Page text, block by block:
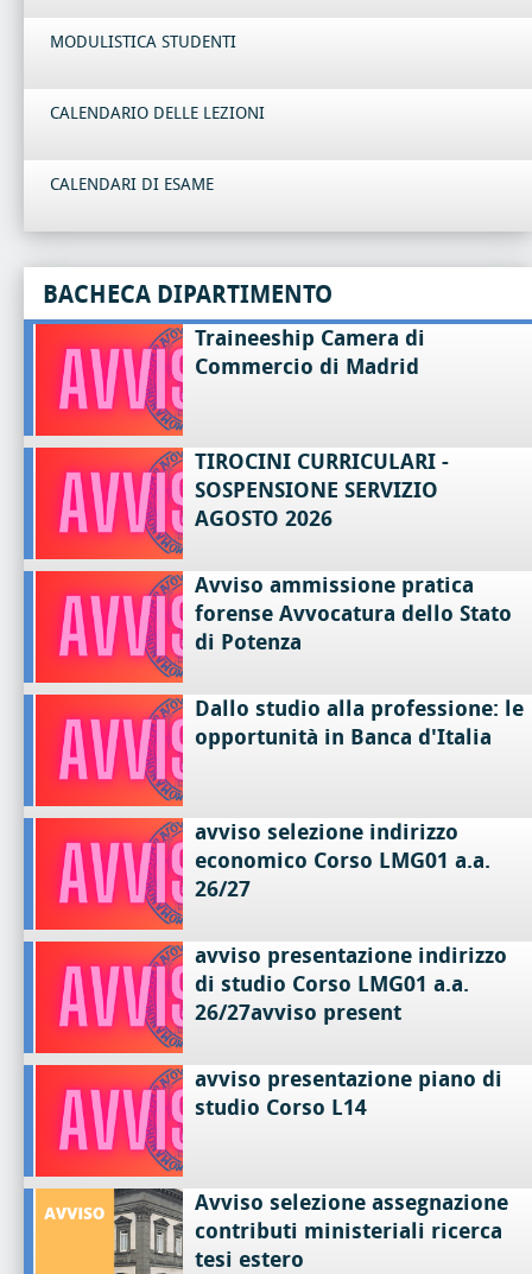
MODULISTICA STUDENTI
CALENDARIO DELLE LEZIONI
CALENDARI DI ESAME
BACHECA DIPARTIMENTO
Traineeship Camera di
Commercio di Madrid
TIROCINI CURRICULARI -
SOSPENSIONE SERVIZIO
AGOSTO 2026
Avviso ammissione pratica
forense Avvocatura dello Stato
di Potenza
Dallo studio alla professione: le
opportunità in Banca d'Italia
avviso selezione indirizzo
economico Corso LMG01 a.a.
26/27
avviso presentazione indirizzo
di studio Corso LMG01 a.a.
26/27avviso present
avviso presentazione piano di
studio Corso L14
Avviso selezione assegnazione
contributi ministeriali ricerca
tesi estero